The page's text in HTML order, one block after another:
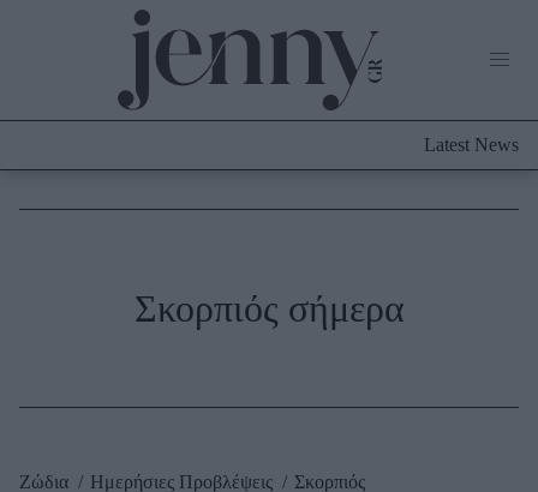
Culture
Latest News
Σκορπιός σήμερα
Ζώδια Ημερήσιες Προβλέψεις Σκορπιός